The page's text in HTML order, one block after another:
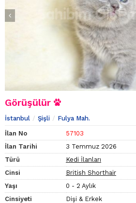
Görüşülür
İstanbul Şişli Fulya Mah.
İlan No
57103
İlan Tarihi
3 Temmuz 2026
Türü
Kedi İlanları
Cinsi
British Shorthair
Yaşı
0 - 2 Aylık
Cinsiyeti
Dişi & Erkek